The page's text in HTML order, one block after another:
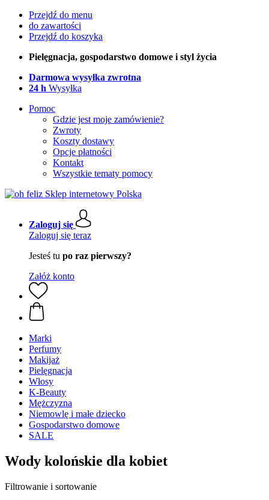
Przejdź do menu
do zawartości
Przejdź do koszyka
Pielęgnacja, gospodarstwo domowe i styl życia
Darmowa wysyłka zwrotna
24 h Wysyłka
Pomoc
Gdzie jest moje zamówienie?
Zwroty
Koszty dostawy
Opcje płatności
Kontakt
Wszystkie tematy pomocy
Zaloguj się
Zaloguj się teraz
Jesteś tu po raz pierwszy?
Załóż konto
Marki
Perfumy
Makijaż
Pielęgnacja
Włosy
K-Beauty
Mężczyzna
Niemowlę i małe dziecko
Gospodarstwo domowe
SALE
Wody kolońskie dla kobiet
Filtrowanie i sortowanie